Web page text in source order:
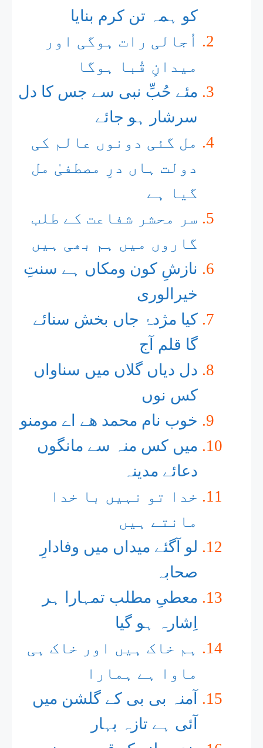
کو ہمہ تن کرم بنایا
اُجالی رات ہوگی اور
میدانِ قُبا ہوگا
مئے حُبِّ نبی سے جس کا دل
سرشار ہو جائے
مل گئی دونوں عالم کی
دولت ہاں درِ مصطفیٰ مل
گیا ہے
سر محشر شفاعت کے طلب
گاروں میں ہم بھی ہیں
نازشِ کون ومکاں ہے سنتِ
خیرالوری
کیا مژدۂ جاں بخش سنائے
گا قلم آج
دل دیاں گلاں میں سناواں
کس نوں
خوب نام محمد ھے اے مومنو
میں کس منہ سے مانگوں
دعائے مدینہ
خدا تو نہیں با خدا
مانتے ہیں
لو آگئے میداں میں وفادارِ
صحابہ
معطیِ مطلب تمہارا ہر
اِشارہ ہو گیا
ہم خاک ہیں اور خاک ہی
ماوا ہے ہمارا
آمنہ بی بی کے گلشن میں
آئی ہے تازہ بہار